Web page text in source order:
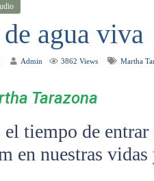
agua viva
Admin 3862 Views Martha
Tarazona
el tiempo de
en nuestras